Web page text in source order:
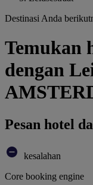
Destinasi Anda
Temukan
dengan
Pesan hotel
kesalahan
Core booking engine